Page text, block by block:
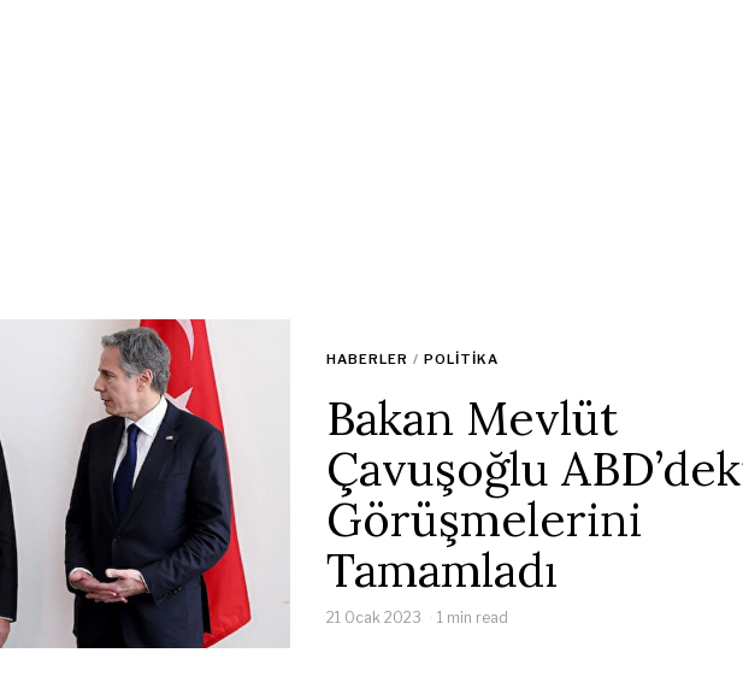
HABERLER / POLITIKA
Bakan Mevlüt
Çavuşoğlu
Görüşmelerini
Tamamladı
21 Ocak 2023 1 min read